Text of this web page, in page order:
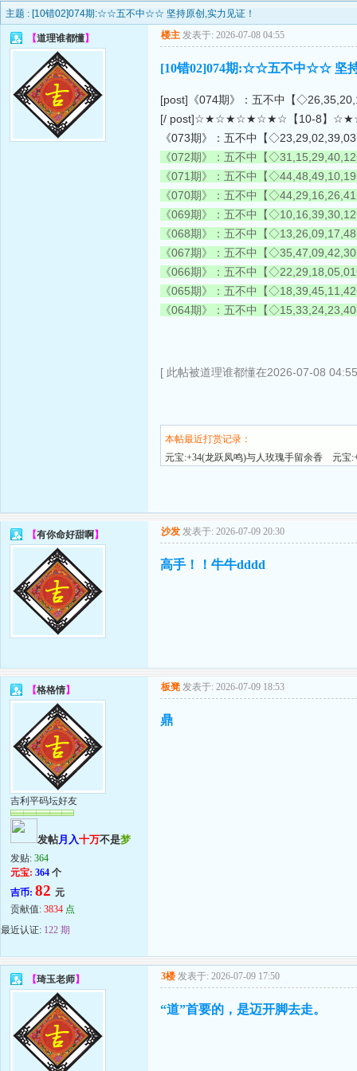
主题 : [10错02]074期:☆☆五不中☆☆ 坚持原创,实力见证！
【道理谁都懂】 楼主 发表于: 2026-07-08 04:55
[10错02]074期:☆☆五不中☆☆ 坚
[post]《074期》：五不中【
[/ post]☆★☆★☆★☆★☆【10-8】
《073期》：五不中【
《072期》：五不中【
《071期》：五不中【
《070期》：五不中【
《069期》：五不中【
《068期》：五不中【
《067期》：五不中【
《066期》：五不中【
《065期》：五不中【
《064期》：五不中【
[ 此帖被道理谁都懂在2026-07-08
本帖最近打赏记录：
元宝:+34(龙跃凤鸣)与人玫瑰手留余香
元宝
【有你命好甜啊】 沙发 发表于: 2026-07-09 20:30
高手！！牛牛dddd
【格格情】
吉利平码坛好友
发帖月入十万不是梦
发贴: 364
元宝: 364 个
吉币: 82 元
贡献值: 3834 点
最近认证: 122 期
板凳 发表于: 2026-07-09 18:53
鼎
【琦玉老师】 3楼 发表于: 2026-07-09 17:50
“道”首要的，是迈开脚去走。